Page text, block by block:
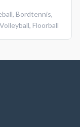
, Bordtennis,
Volleyball, Floorball